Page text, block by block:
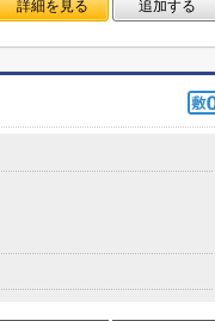
詳細を見る 追加する